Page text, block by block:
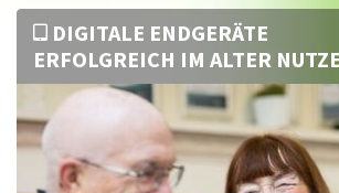
DIGITALE ENDGERÄTE
ERFOLGREICH IM ALTER